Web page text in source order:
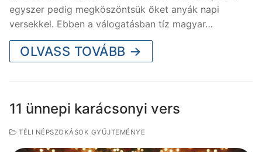
egyszer pedig megköszöntsük őket anyák napi
versekkel. Ebben a válogatásban tíz magyar…
OLVASS TOVÁBB →
11 ünnepi karácsonyi vers
TÉLI NÉPSZOKÁSOK GYŰJTEMÉNYE